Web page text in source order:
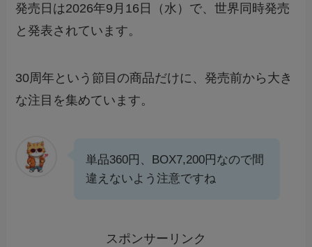
発売日は2026年9月16日（水）で、世界同時発売
と発表されています。
30周年という節目の商品だけに、発売前から大き
な注目を集めています。
単品360円、BOX7,200円なので間
違えないよう注意ですね
スポンサーリンク